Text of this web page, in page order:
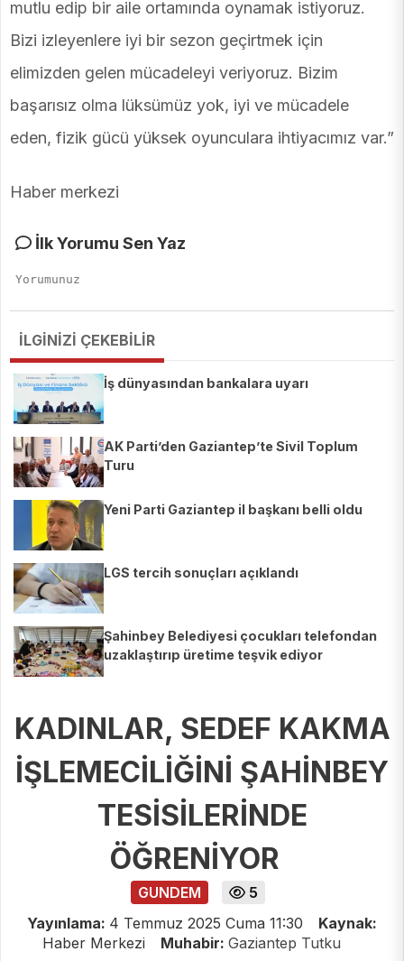
mutlu edip bir aile ortamında oynamak istiyoruz.
Bizi izleyenlere iyi bir sezon geçirtmek için
elimizden gelen mücadeleyi veriyoruz. Bizim
başarısız olma lüksümüz yok, iyi ve mücadele
eden, fizik gücü yüksek oyunculara ihtiyacımız var.”
Haber merkezi
İlk Yorumu Sen Yaz
İLGİNİZİ ÇEKEBİLİR
İş dünyasından bankalara uyarı
AK Parti’den Gaziantep’te Sivil Toplum
Turu
Yeni Parti Gaziantep il başkanı belli oldu
LGS tercih sonuçları açıklandı
Şahinbey Belediyesi çocukları telefondan
uzaklaştırıp üretime teşvik ediyor
KADINLAR, SEDEF KAKMA
İŞLEMECİLİĞİNİ ŞAHİNBEY
TESİSİLERİNDE
ÖĞRENİYOR
GUNDEM
5
Yayınlama: 4 Temmuz 2025 Cuma 11:30
Kaynak:
Haber Merkezi
Muhabir: Gaziantep Tutku